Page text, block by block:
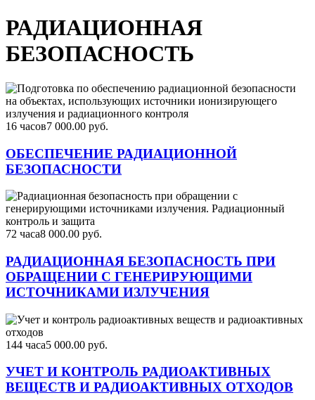
РАДИАЦИОННАЯ
БЕЗОПАСНОСТЬ
16 часов7 000.00 руб.
ОБЕСПЕЧЕНИЕ РАДИАЦИОННОЙ
БЕЗОПАСНОСТИ
72 часа8 000.00 руб.
РАДИАЦИОННАЯ БЕЗОПАСНОСТЬ ПРИ
ОБРАЩЕНИИ С ГЕНЕРИРУЮЩИМИ
ИСТОЧНИКАМИ ИЗЛУЧЕНИЯ
144 часа5 000.00 руб.
УЧЕТ И КОНТРОЛЬ РАДИОАКТИВНЫХ
ВЕЩЕСТВ И РАДИОАКТИВНЫХ ОТХОДОВ